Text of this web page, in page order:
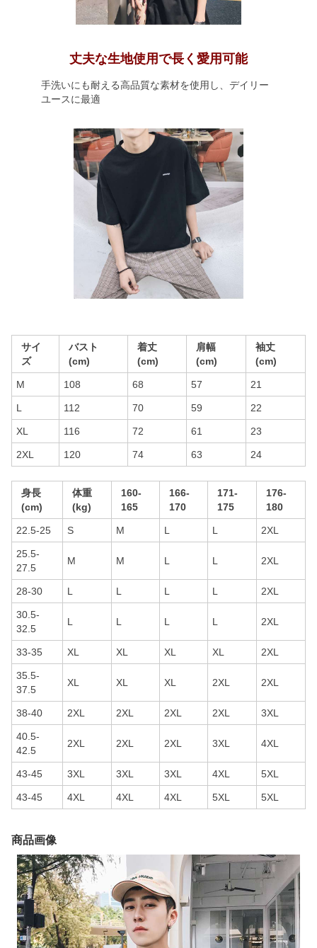
丈夫な生地使用で長く愛用可能
手洗いにも耐える高品質な素材を使用し、デイリー
ユースに最適
サイ
ズ
バスト
(cm)
着丈
(cm)
肩幅
(cm)
袖丈
(cm)
M 108 68 57 21
L 112 70 59 22
XL 116 72 61 23
2XL 120 74 63 24
身長
(cm)
体重
(kg)
160-
165
166-
170
171-
175
176-
180
22.5-25 S M L L 2XL
25.5-
27.5
M M L L 2XL
28-30 L L L L 2XL
30.5-
32.5
L L L L 2XL
33-35 XL XL XL XL 2XL
35.5-
37.5
XL XL XL 2XL 2XL
38-40 2XL 2XL 2XL 2XL 3XL
40.5-
42.5
2XL 2XL 2XL 3XL 4XL
43-45 3XL 3XL 3XL 4XL 5XL
43-45 4XL 4XL 4XL 5XL 5XL
商品画像